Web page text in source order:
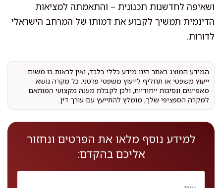
ושאיפה לחדשנות תכנונית – והתאמתה למציאות
הדינמית תמשיך לקבוע את דמותו של המרחב הישראלי
לדורות.
המידע המוצג באתר הינו מידע כללי בלבד, ואין לראות בו משום
ייעוץ משפטי או תחליף לייעוץ משפטי פרטני. כל מקרה נושא
מאפיינים ונסיבות ייחודיות, ולכן לקבלת מענה מקצועי המותאם
למקרה הספציפי שלך, מומלץ להתייעץ עם עורך דין.
למידע נוסף מלאו את הפרטים ונחזור
אליכם בהקדם: